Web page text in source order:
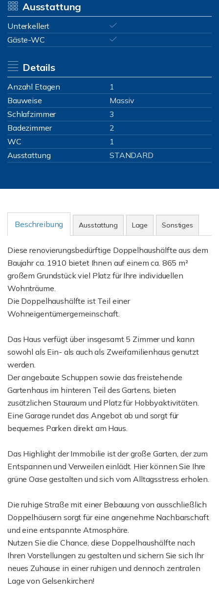
Ausstattung
Unterkellert
Gäste-WC
Details
Anzahl Etagen
1
Bauweise
Massiv
Schlafzimmer
3
Badezimmer
2
WC
1
Ausstattung
STANDARD
Beschreibung Ausstattung Lage Sonstiges
Diese renovierungsbedürftige Doppelhaushälfte aus dem
Baujahr ca. 1910 bietet Ihnen auf einem ca. 865 m²
großem Grundstück viel Platz für Ihre individuellen
Wohnträume.
Die Doppelhaushälfte ist Teil einer
Wohneigentümergemeinschaft.
Das Haus verfügt über insgesamt 5 Zimmer und kann
sowohl als Ein- als auch als Zweifamilienhaus genutzt
werden.
Der angebaute Schuppen sowie das freistehende
Gartenhaus im hinteren Teil des Gartens, bieten
zusätzlichen Stauraum und Platz für Hobbyaktivitäten.
Eine Garage rundet das Angebot ab und sorgt für
bequemes Parken direkt am Haus.
Das Highlight der Immobilie ist der große Garten, der zum
Entspannen und Verweilen einlädt. Hier können Sie Ihre
grüne Oase gestalten und sich vom Alltagsstress erholen.
Die ruhige Straße mit einer Bebauung von ausschließlich
Doppelhäusern sorgt für eine angenehme Nachbarschaft
und eine entspannte Atmosphäre.
Nutzen Sie die Chance, diese Doppelhaushälfte nach
Ihren Vorstellungen zu gestalten und sichern Sie sich Ihr
neues Zuhause in einer ruhigen und dennoch zentralen
Lage von Gelsenkirchen!